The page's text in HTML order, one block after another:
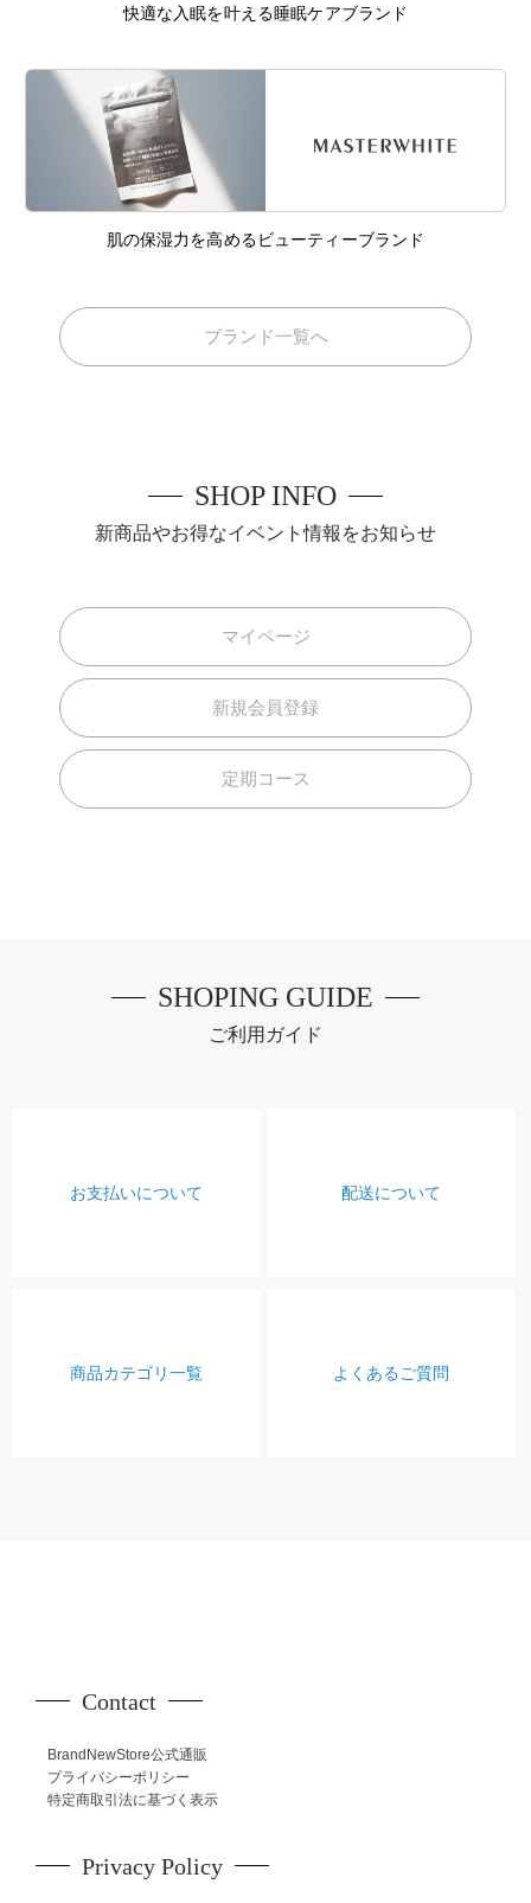
快適な入眠を叶える睡眠ケアブランド
肌の保湿力を高めるビューティーブランド
ブランド一覧へ
SHOP INFO
新商品やお得なイベント情報をお知らせ
マイページ
新規会員登録
定期コース
SHOPING GUIDE
ご利用ガイド
お支払いについて 配送について
商品カテゴリ一覧 よくあるご質問
Contact
BrandNewStore公式通販
プライバシーポリシー
特定商取引法に基づく表示
Privacy Policy